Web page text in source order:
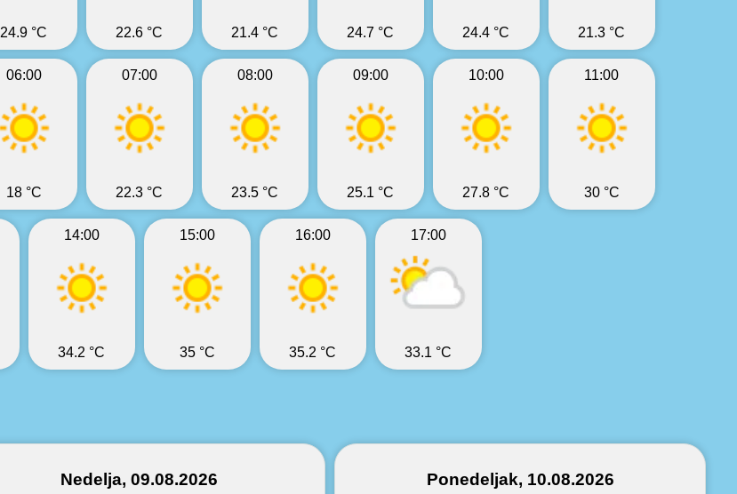
24.9 °C 22.6 °C 21.4 °C 24.7 °C 24.4 °C 21.3 °C
06:00
18 °C
07:00
22.3 °C
08:00
23.5 °C
09:00
25.1 °C
10:00
27.8 °C
11:00
30 °C
14:00
34.2 °C
15:00
35 °C
16:00
35.2 °C
17:00
33.1 °C
Nedelja, 09.08.2026 Ponedeljak, 10.08.2026